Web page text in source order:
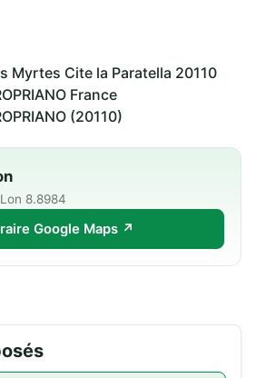
Myrtes Cite la Paratella 20110
France
(20110)
8.8984
Google Maps ↗